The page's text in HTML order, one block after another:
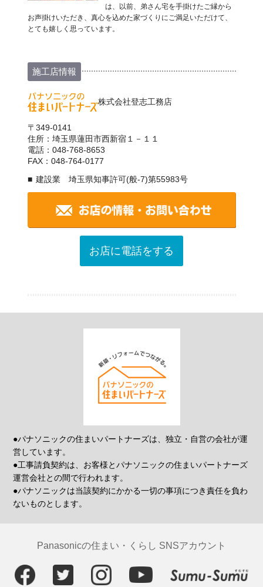
は、以前、弟さん宅を手掛けたご縁から
お声掛けいただき、真心を込めた家づくりにご満足いただけて、
とても嬉しく思っています。
施工店情報
株式会社登志工務店
〒349-0141
住所：埼玉県蓮田市西新宿１－１１
電話：048-768-8653
FAX：048-764-0177
建設業 埼玉県知事許可(般-7)第55983号
お店に電話をする
●パナソニックの住まいパートナーズは、独立・自営の会社が運
営しています。
●工事請負契約は、お客様とパナソニックの住まいパートナーズ
運営会社との間で行われます。
●パナソニックは当該契約にかかる一切の事項につき責任を負わ
ないものとします。
Panasonicの住まい・くらし SNSアカウント